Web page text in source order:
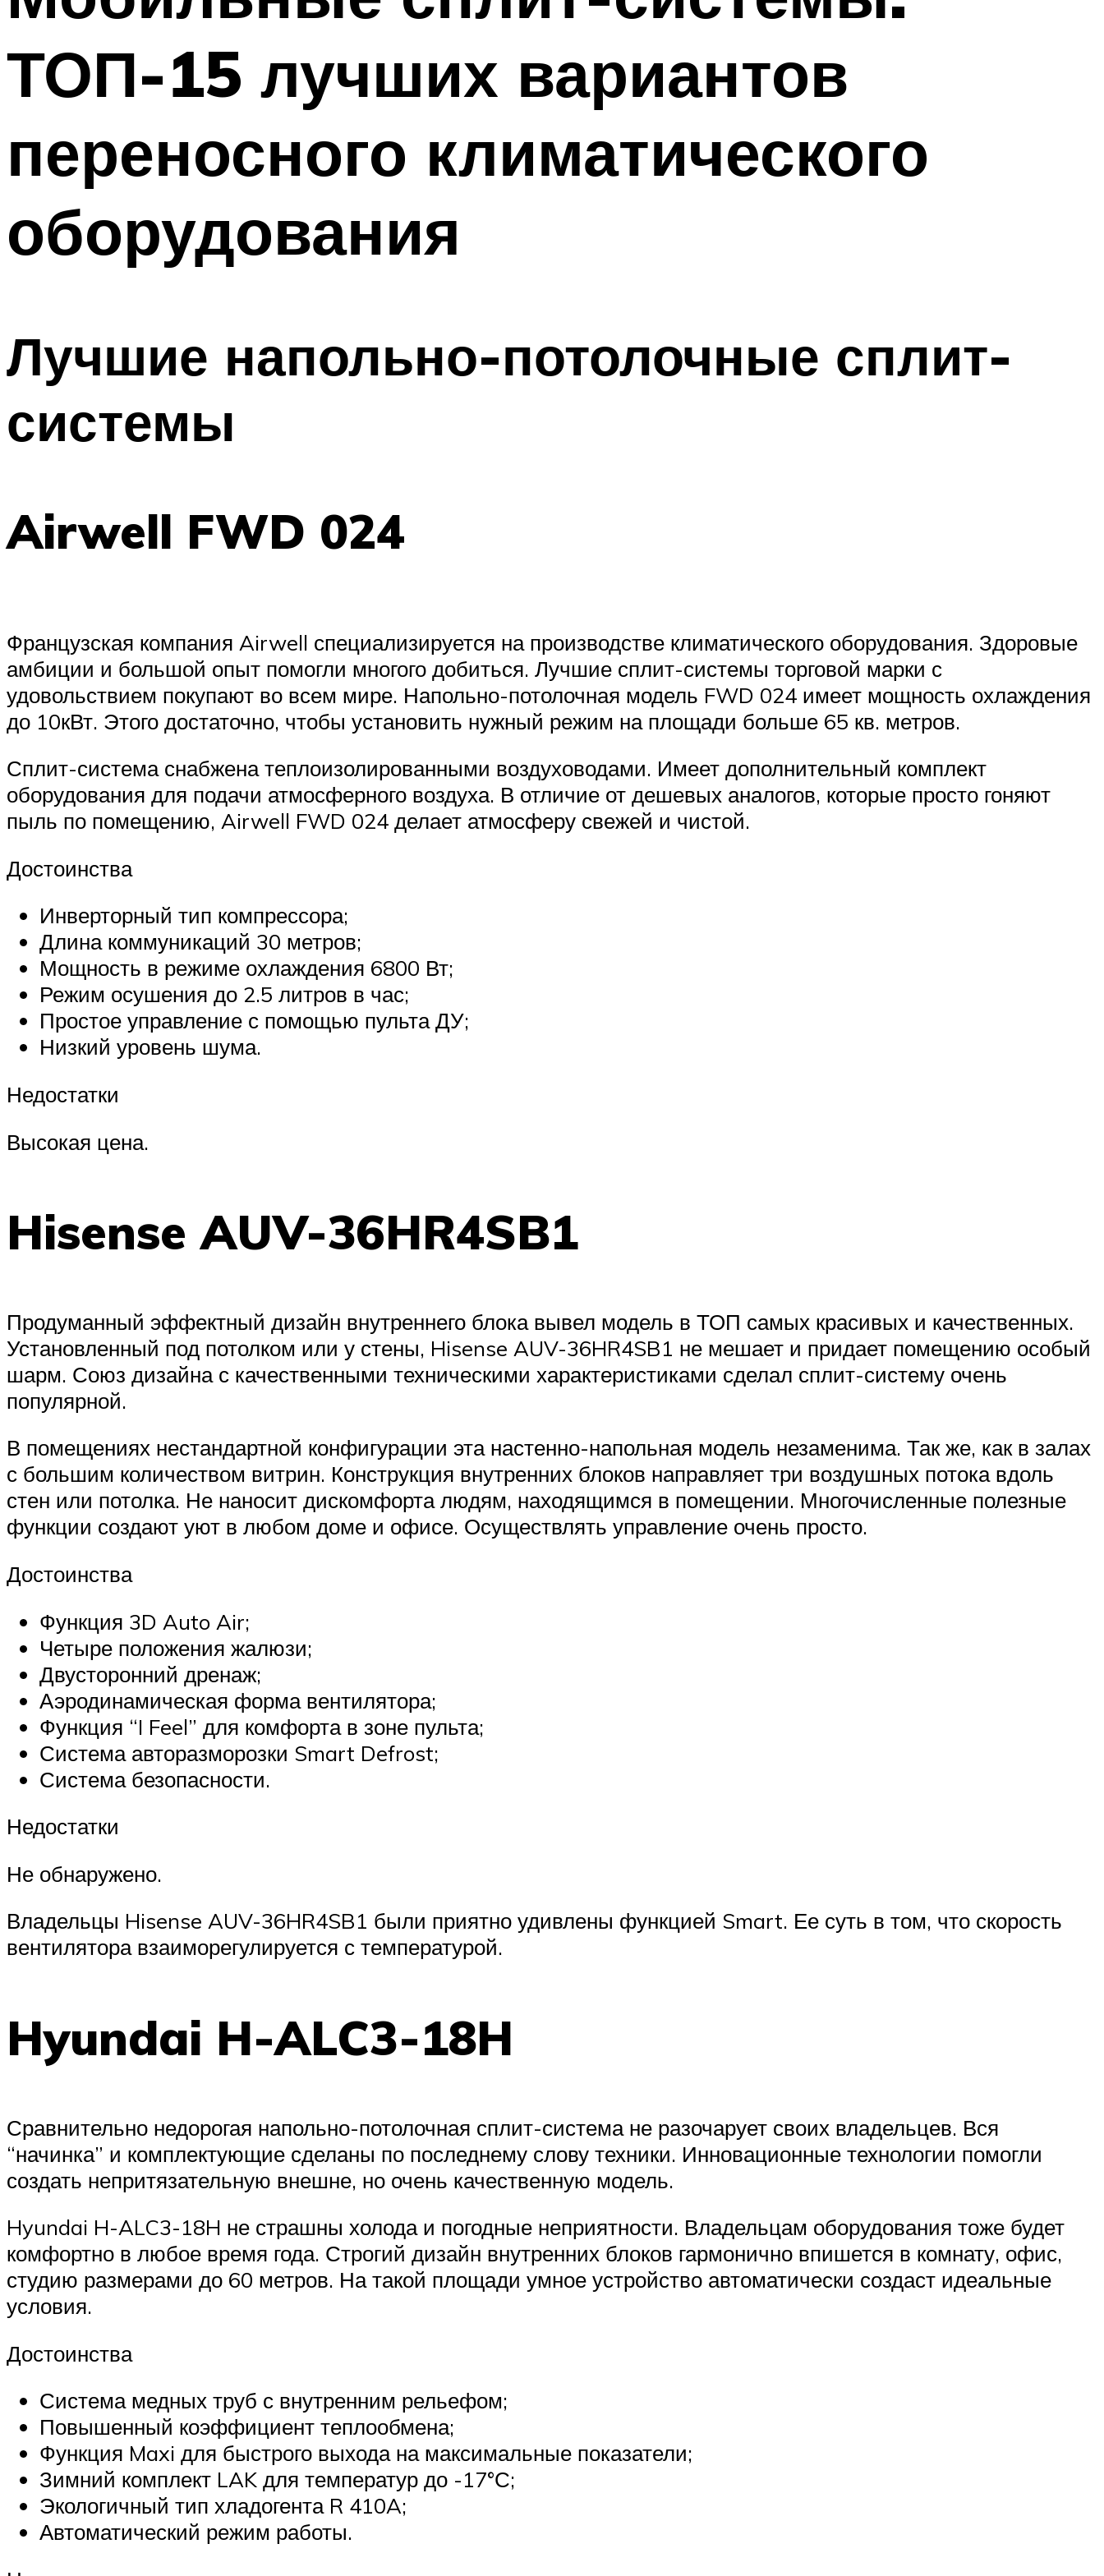
ТОП-15 лучших вариантов
переносного климатического
оборудования
Лучшие напольно-потолочные сплит-
системы
Airwell FWD 024
Французская компания Airwell специализируется на производстве климатического оборудования. Здоровые
амбиции и большой опыт помогли многого добиться. Лучшие сплит-системы торговой марки с
удовольствием покупают во всем мире. Напольно-потолочная модель FWD 024 имеет мощность охлаждения
до 10кВт. Этого достаточно, чтобы установить нужный режим на площади больше 65 кв. метров.
Сплит-система снабжена теплоизолированными воздуховодами. Имеет дополнительный комплект
оборудования для подачи атмосферного воздуха. В отличие от дешевых аналогов, которые просто гоняют
пыль по помещению, Airwell FWD 024 делает атмосферу свежей и чистой.
Достоинства
Инверторный тип компрессора;
Длина коммуникаций 30 метров;
Мощность в режиме охлаждения 6800 Вт;
Режим осушения до 2.5 литров в час;
Простое управление с помощью пульта ДУ;
Низкий уровень шума.
Недостатки
Высокая цена.
Hisense AUV-36HR4SB1
Продуманный эффектный дизайн внутреннего блока вывел модель в ТОП самых красивых и качественных.
Установленный под потолком или у стены, Hisense AUV-36HR4SB1 не мешает и придает помещению особый
шарм. Союз дизайна с качественными техническими характеристиками сделал сплит-систему очень
популярной.
В помещениях нестандартной конфигурации эта настенно-напольная модель незаменима. Так же, как в залах
с большим количеством витрин. Конструкция внутренних блоков направляет три воздушных потока вдоль
стен или потолка. Не наносит дискомфорта людям, находящимся в помещении. Многочисленные полезные
функции создают уют в любом доме и офисе. Осуществлять управление очень просто.
Достоинства
Функция 3D Auto Air;
Четыре положения жалюзи;
Двусторонний дренаж;
Аэродинамическая форма вентилятора;
Функция “I Feel” для комфорта в зоне пульта;
Система авторазморозки Smart Defrost;
Система безопасности.
Недостатки
Не обнаружено.
Владельцы Hisense AUV-36HR4SB1 были приятно удивлены функцией Smart. Ее суть в том, что скорость
вентилятора взаиморегулируется с температурой.
Hyundai H-ALC3-18H
Сравнительно недорогая напольно-потолочная сплит-система не разочарует своих владельцев. Вся
“начинка” и комплектующие сделаны по последнему слову техники. Инновационные технологии помогли
создать непритязательную внешне, но очень качественную модель.
Hyundai H-ALC3-18H не страшны холода и погодные неприятности. Владельцам оборудования тоже будет
комфортно в любое время года. Строгий дизайн внутренних блоков гармонично впишется в комнату, офис,
студию размерами до 60 метров. На такой площади умное устройство автоматически создаст идеальные
условия.
Достоинства
Система медных труб с внутренним рельефом;
Повышенный коэффициент теплообмена;
Функция Maxi для быстрого выхода на максимальные показатели;
Зимний комплект LAK для температур до -17°С;
Экологичный тип хладогента R 410A;
Автоматический режим работы.